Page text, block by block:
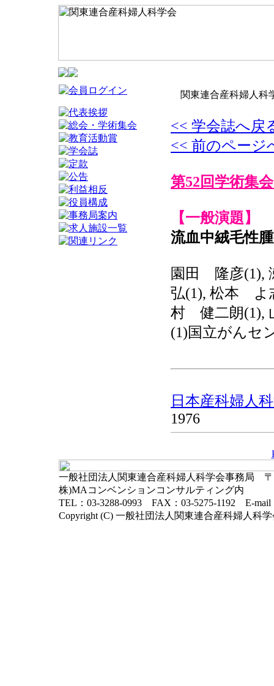
関東連合産科婦人科
<< 学会誌へ戻
<< 前のページ
第52回学術集会
【一般演題】
流血中絨毛性
園田 隆彦(1),
弘(1), 松本 よ
村 健二朗(1),
(1)国立がんセ
日本産科婦人
1976
一般社団法人関東連合産科婦人科学会事務局 〒
株)MAコンベンションコンサルティング内
TEL：03-3288-0993 FAX：03-5275-1192 E-mail
Copyright (C) 一般社団法人関東連合産科婦人科